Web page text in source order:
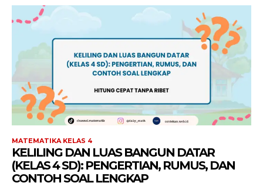
MATEMATIKA KELAS 4
KELILING DAN LUAS BANGUN DATAR
(KELAS 4 SD): PENGERTIAN, RUMUS, DAN
CONTOH SOAL LENGKAP